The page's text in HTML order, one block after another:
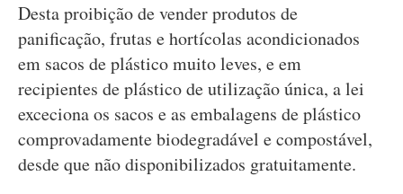
Desta proibição de vender produtos de
panificação, frutas e hortícolas acondicionados
em sacos de plástico muito leves, e em
recipientes de plástico de utilização única, a lei
exceciona os sacos e as embalagens de plástico
comprovadamente biodegradável e compostável,
desde que não disponibilizados gratuitamente.